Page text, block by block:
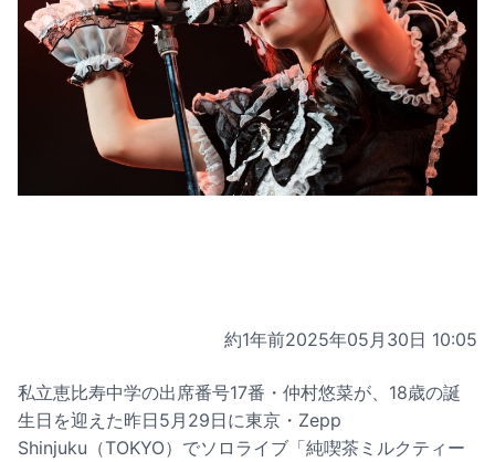
約1年前2025年05月30日 10:05
私立恵比寿中学の出席番号17番・仲村悠菜が、18歳の誕
生日を迎えた昨日5月29日に東京・Zepp
Shinjuku（TOKYO）でソロライブ「純喫茶ミルクティー